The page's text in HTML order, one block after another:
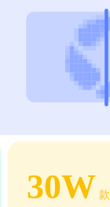
30W 款